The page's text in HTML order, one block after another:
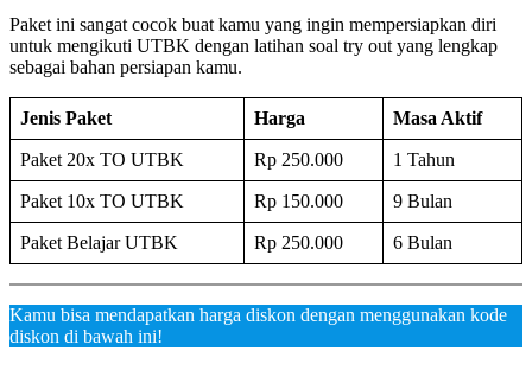
Paket ini sangat cocok buat kamu yang ingin mempersiapkan diri
untuk mengikuti UTBK dengan latihan soal try out yang lengkap
sebagai bahan persiapan kamu.
Jenis Paket Harga Masa Aktif
Paket 20x TO UTBK Rp 250.000 1 Tahun
Paket 10x TO UTBK Rp 150.000 9 Bulan
Paket Belajar UTBK Rp 250.000 6 Bulan
Kamu bisa mendapatkan harga diskon dengan menggunakan kode
diskon di bawah ini!